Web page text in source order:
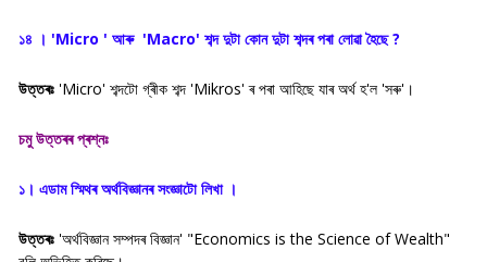
১৪ । 'Micro ' আৰু 'Macro' শব্দ দুটা কোন দুটা শব্দৰ পৰা লােৱা হৈছে ?
উত্তৰঃ 'Micro' শব্দটো গ্ৰীক শব্দ 'Mikros' ৰ পৰা আহিছে যাৰ অৰ্থ হ'ল 'সৰু'।
চমু উত্তৰৰ প্ৰশ্নঃ
১। এডাম স্মিথৰ অর্থবিজ্ঞানৰ সংজ্ঞাটো লিখা ।
উত্তৰঃ 'অৰ্থবিজ্ঞান সম্পদৰ বিজ্ঞান' "Economics is the Science of Wealth"